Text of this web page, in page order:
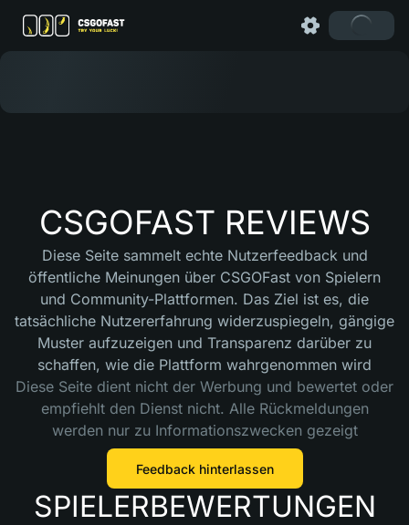
CSGOFAST REVIEWS
Diese Seite sammelt echte Nutzerfeedback und
öffentliche Meinungen über CSGOFast von Spielern
und Community-Plattformen. Das Ziel ist es, die
tatsächliche Nutzererfahrung widerzuspiegeln, gängige
Muster aufzuzeigen und Transparenz darüber zu
schaffen, wie die Plattform wahrgenommen wird
Diese Seite dient nicht der Werbung und bewertet oder
empfiehlt den Dienst nicht. Alle Rückmeldungen
werden nur zu Informationszwecken gezeigt
Feedback hinterlassen
SPIELERBEWERTUNGEN